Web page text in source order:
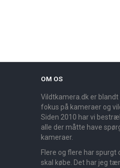
OM OS
Vildtkamera.dk er
fokus på kameraer og
Siden 2010 har vi
alle der måtte have
kameraer.
Flere og flere har spurgt
skal købe. Det har jeg